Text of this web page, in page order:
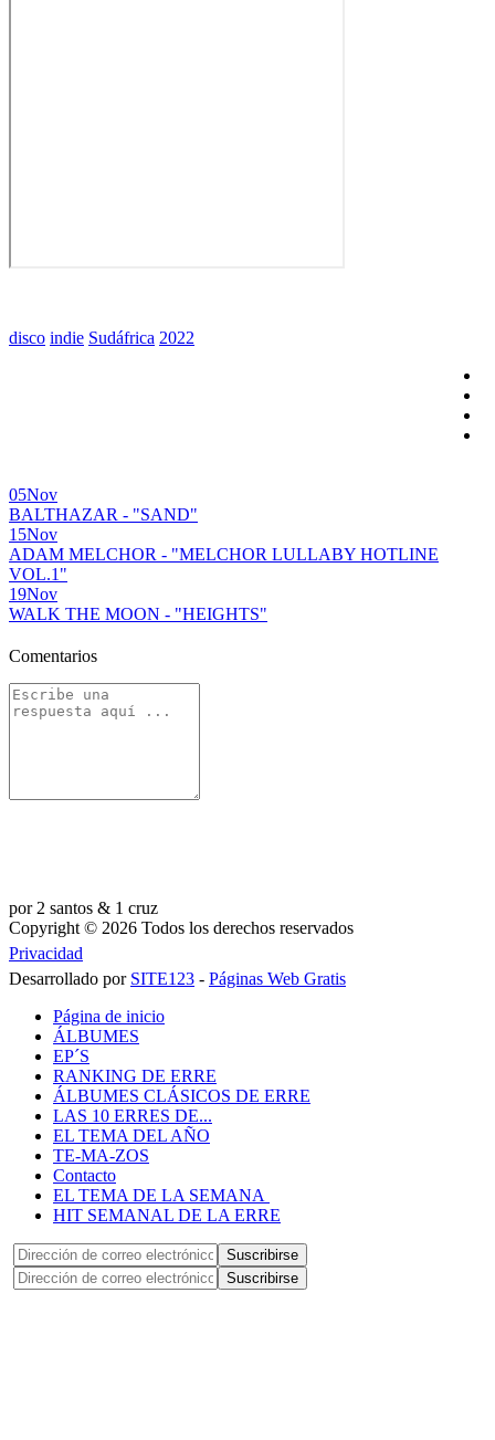
disco indie Sudáfrica 2022
05Nov
BALTHAZAR - "SAND"
15Nov
ADAM MELCHOR - "MELCHOR LULLABY HOTLINE
VOL.1"
19Nov
WALK THE MOON - "HEIGHTS"
Comentarios
por 2 santos & 1 cruz
Copyright © 2026 Todos los derechos reservados
Privacidad
Desarrollado por SITE123 - Páginas Web Gratis
Página de inicio
ÁLBUMES
EP´S
RANKING DE ERRE
ÁLBUMES CLÁSICOS DE ERRE
LAS 10 ERRES DE...
EL TEMA DEL AÑO
TE-MA-ZOS
Contacto
EL TEMA DE LA SEMANA
HIT SEMANAL DE LA ERRE
Suscribirse
Suscribirse